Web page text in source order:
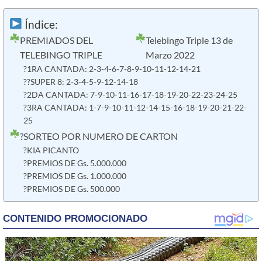
Índice:
PREMIADOS DEL
TELEBINGO TRIPLE
Telebingo Triple 13 de
Marzo 2022
?1RA CANTADA: 2-3-4-6-7-8-9-10-11-12-14-21
??SUPER 8: 2-3-4-5-9-12-14-18
?2DA CANTADA: 7-9-10-11-16-17-18-19-20-22-23-24-25
?3RA CANTADA: 1-7-9-10-11-12-14-15-16-18-19-20-21-22-
25
?SORTEO POR NUMERO DE CARTON
?KIA PICANTO
?PREMIOS DE Gs. 5.000.000
?PREMIOS DE Gs. 1.000.000
?PREMIOS DE Gs. 500.000